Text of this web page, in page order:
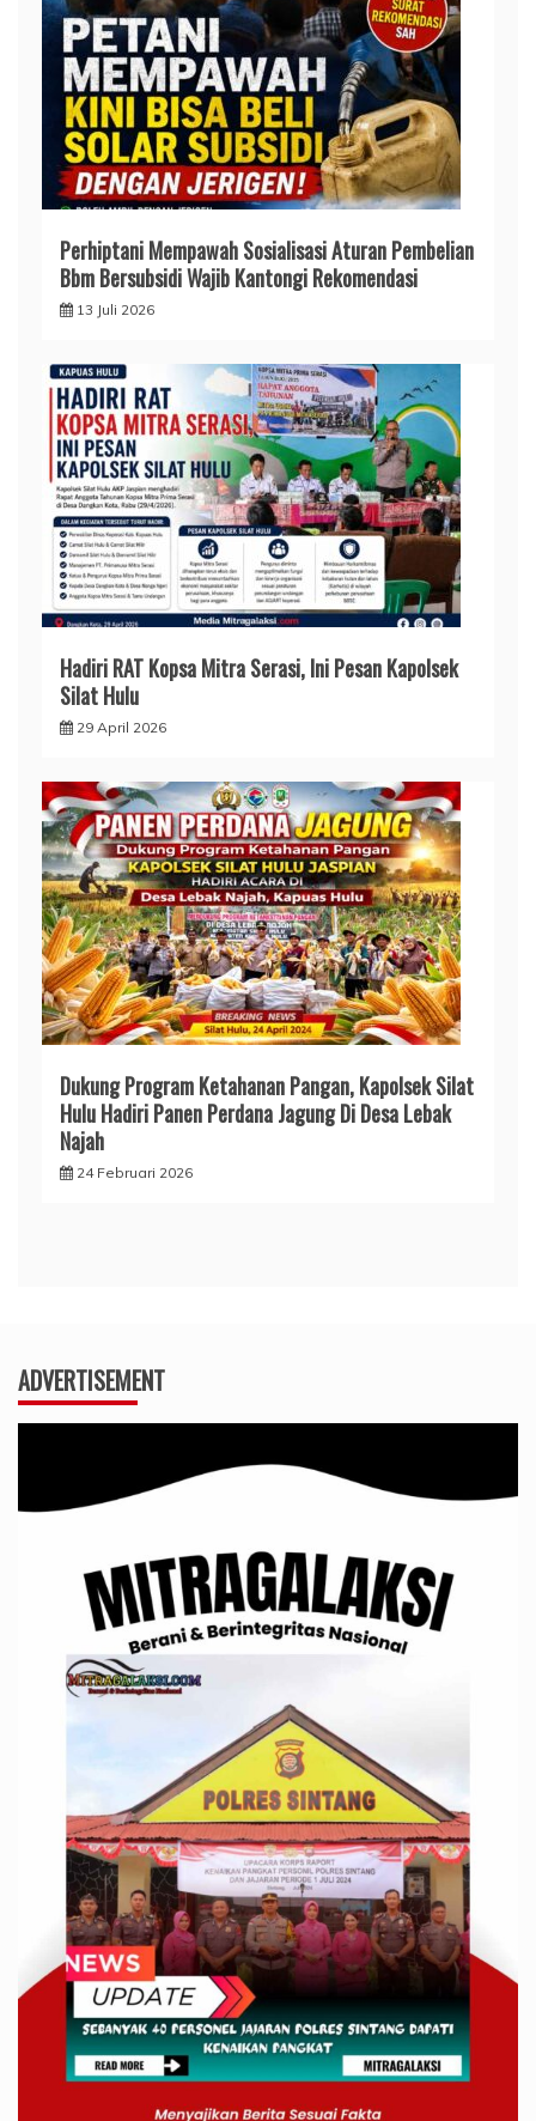
Perhiptani Mempawah Sosialisasi Aturan Pembelian
Bbm Bersubsidi Wajib Kantongi Rekomendasi
13 Juli 2026
Hadiri RAT Kopsa Mitra Serasi, Ini Pesan Kapolsek
Silat Hulu
29 April 2026
Dukung Program Ketahanan Pangan, Kapolsek Silat
Hulu Hadiri Panen Perdana Jagung Di Desa Lebak
Najah
24 Februari 2026
ADVERTISEMENT